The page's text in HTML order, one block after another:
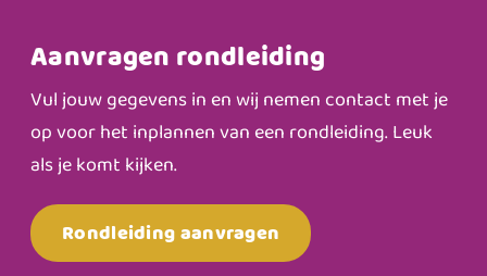
Aanvragen rondleiding
Vul jouw gegevens in en wij nemen contact met je
op voor het inplannen van een rondleiding. Leuk
als je komt kijken.
Rondleiding aanvragen